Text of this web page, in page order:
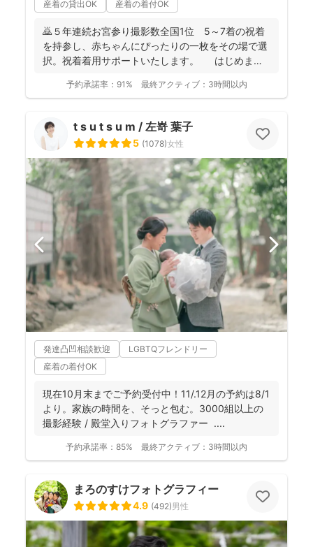
産着の貸出OK 産着の着付OK
🙇５年連続お宮参り撮影数全国1位 5～7着の祝着
を持参し、赤ちゃんにぴったりの一枚をその場で選
択。祝着着用サポートいたします。 はじめまし
予約承諾率： 91% 最終アクティブ： 3時間以内
t s u t s u m / 左嵜 葉子
5 (1078)女性
発達凸凹相談歓迎
LGBTQフレンドリー
産着の着付OK
現在10月末までご予約受付中！11/.12月の予約は8/1
より。家族の時間を、そっと包む。3000組以上の
撮影経験 / 殿堂入りフォトグラファー ....
予約承諾率： 85% 最終アクティブ： 3時間以内
まろのすけフォトグラフィー
4.9 (492)男性